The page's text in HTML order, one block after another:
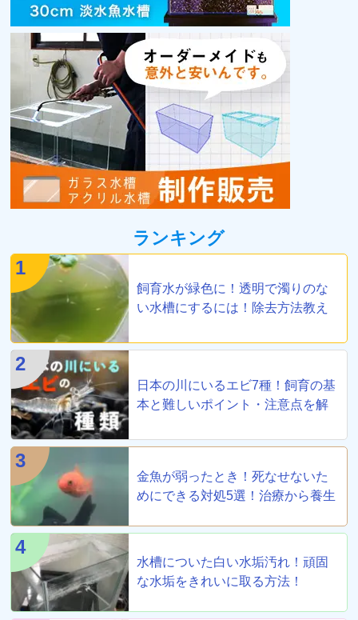
ランキング
1
飼育水が緑色に！透明で濁りのな
い水槽にするには！除去方法教え
2
日本の川にいるエビ7種！飼育の基
本と難しいポイント・注意点を解
3
金魚が弱ったとき！死なせないた
めにできる対処5選！治療から養生
4
水槽についた白い水垢汚れ！頑固
な水垢をきれいに取る方法！